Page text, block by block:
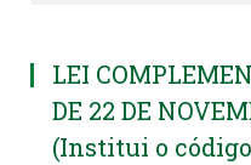
LEI
DE 22 DE
(Institui o